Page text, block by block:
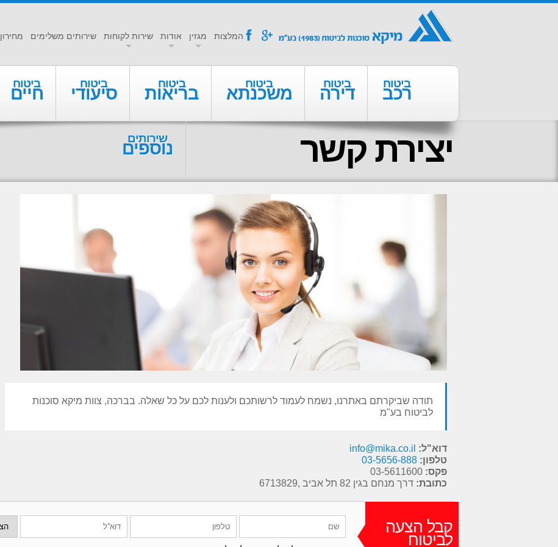
המלצות מגזין אודות שירות לקוחות שירותים משלימים מחירון f
a
ביטוח
רכב
ביטוח
דירה
ביטוח
משכנתא
ביטוח
בריאות
ביטוח
סיעודי
ביטוח
חיים
שירותים
נוספים יצירת קשר
תודה שביקרתם באתרנו, נשמח לעמוד לרשותכם ולענות לכם על כל שאלה. בברכה, צוות מיקא סוכנות
לביטוח בע"מ
דוא"ל: info@mika.co.il
טלפון: 03-5656-888
פקס:
כתובת: דרך מנחם בגין 82 תל אביב ,6713829
קבל הצעה
לביטוח